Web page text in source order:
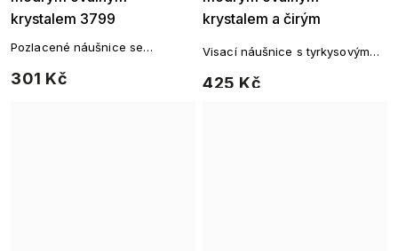
krystalem 3799
301 Kč
Pozlacené náušnice se
krystalem a čirým
425 Kč
Visací náušnice s tyrkysovým
obrubou, pozlaceno 14k zlatem.